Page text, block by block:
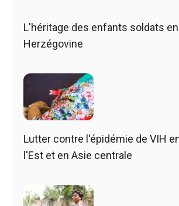
L'héritage des enfants soldats
Herzégovine
Lutter contre l'épidémie de VIH
l'Est et en Asie centrale